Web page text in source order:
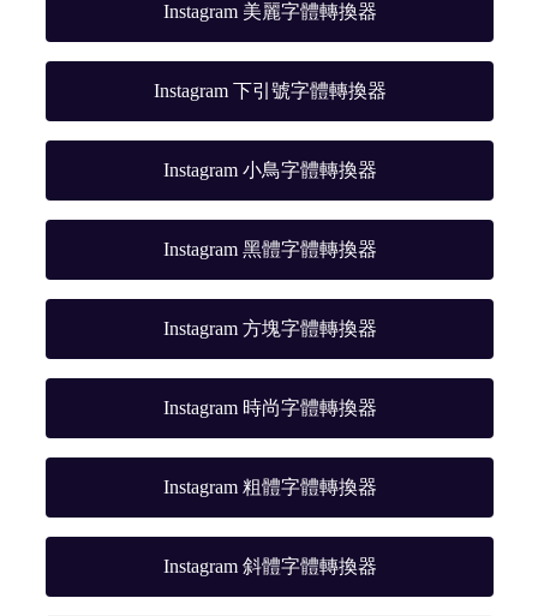
Instagram 美麗字體轉換器
Instagram 下引號字體轉換器
Instagram 小鳥字體轉換器
Instagram 黑體字體轉換器
Instagram 方塊字體轉換器
Instagram 時尚字體轉換器
Instagram 粗體字體轉換器
Instagram 斜體字體轉換器